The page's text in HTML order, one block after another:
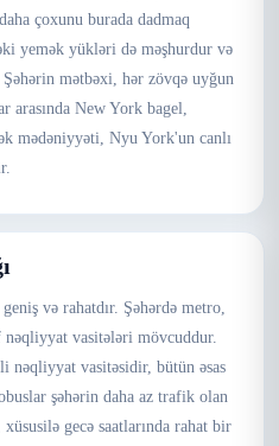
çoxunu burada dadmaq
yemək yükləri də məşhurdur və
mətbəxi, hər zövqə uyğun
arasında New York bagel,
mədəniyyəti, Nyu York'un canlı
və rahatdır. Şəhərdə metro,
vasitələri mövcuddur.
nəqliyyat vasitəsidir, bütün əsas
şəhərin daha az trafik olan
gecə saatlarında rahat bir